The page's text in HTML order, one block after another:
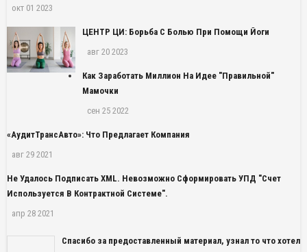
окт 01 2023
ЦЕНТР ЦИ: Борьба С Болью При Помощи Йоги
авг 20 2023
Как Заработать Миллион На Идее "правильной"
Мамочки
сен 25 2022
«АудитТрансАвто»: Что Предлагает Компания
авг 29 2021
Не Удалось Подписать XML. Невозможно Сформировать УПД "Счет
Используется В Контрактной Системе".
апр 28 2021
Спасибо за предоставленный материал, узнал то что хотел